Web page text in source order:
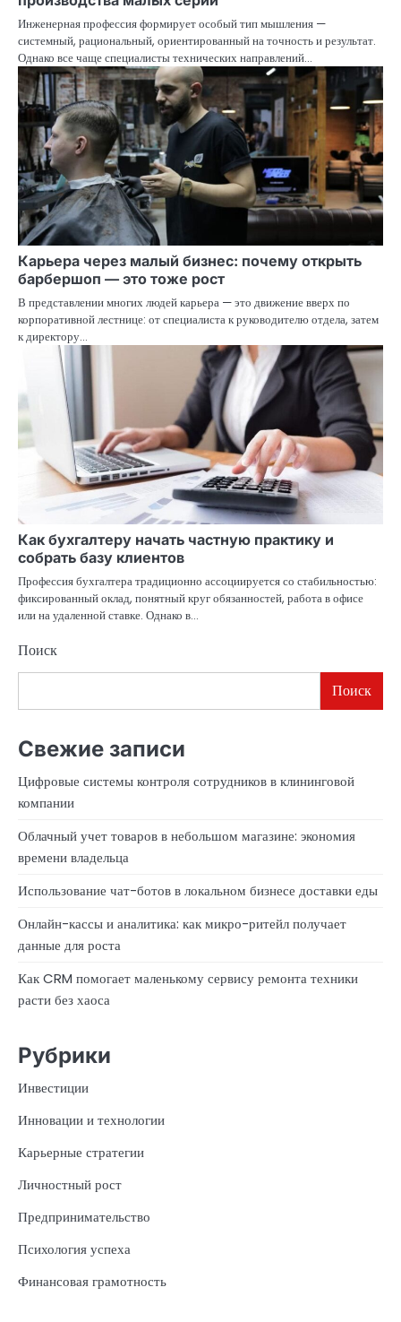
Инженерная профессия формирует особый тип мышления —
системный, рациональный, ориентированный на точность и результат.
Однако все чаще специалисты технических направлений…
Карьера через малый бизнес: почему открыть
барбершоп — это тоже рост
В представлении многих людей карьера — это движение вверх по
корпоративной лестнице: от специалиста к руководителю отдела, затем
к директору…
Как бухгалтеру начать частную практику и
собрать базу клиентов
Профессия бухгалтера традиционно ассоциируется со стабильностью:
фиксированный оклад, понятный круг обязанностей, работа в офисе
или на удаленной ставке. Однако в…
Поиск
Поиск
Свежие записи
Цифровые системы контроля сотрудников в клининговой
компании
Облачный учет товаров в небольшом магазине: экономия
времени владельца
Использование чат-ботов в локальном бизнесе доставки еды
Онлайн-кассы и аналитика: как микро-ритейл получает
данные для роста
Как CRM помогает маленькому сервису ремонта техники
расти без хаоса
Рубрики
Инвестиции
Инновации и технологии
Карьерные стратегии
Личностный рост
Предпринимательство
Психология успеха
Финансовая грамотность